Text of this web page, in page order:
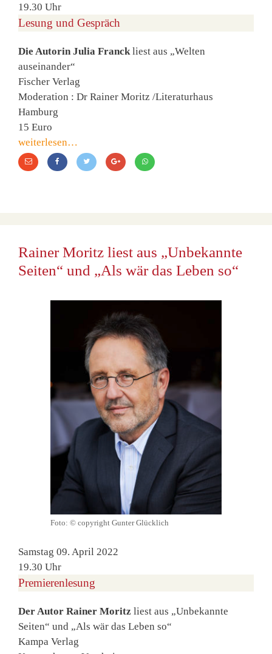
19.30 Uhr
Lesung und Gespräch
Die Autorin Julia Franck liest aus „Welten
auseinander“
Fischer Verlag
Moderation : Dr Rainer Moritz /Literaturhaus
Hamburg
15 Euro
weiterlesen…
Rainer Moritz liest aus „Unbekannte
Seiten“ und „Als wär das Leben so“
Foto: © copyright Gunter Glücklich
Samstag 09. April 2022
19.30 Uhr
Premierenlesung
Der Autor Rainer Moritz liest aus „Unbekannte
Seiten“ und „Als wär das Leben so“
Kampa Verlag